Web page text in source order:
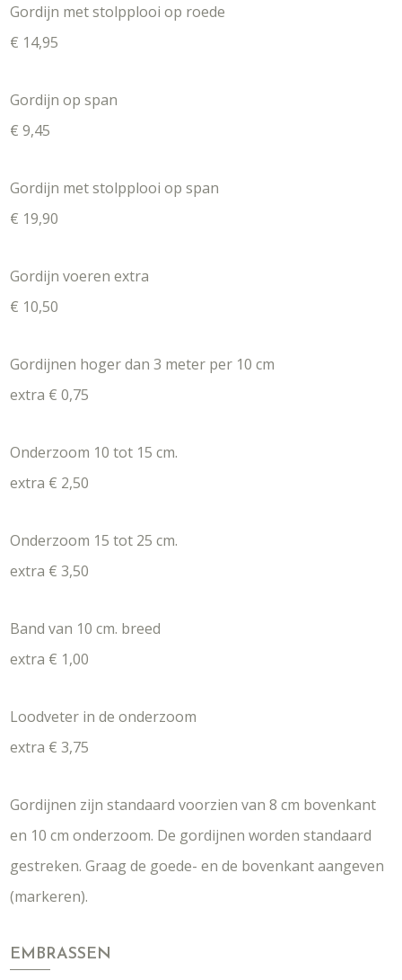
Gordijn met stolpplooi op roede
€ 14,95
Gordijn op span
€ 9,45
Gordijn met stolpplooi op span
€ 19,90
Gordijn voeren extra
€ 10,50
Gordijnen hoger dan 3 meter per 10 cm
extra € 0,75
Onderzoom 10 tot 15 cm.
extra € 2,50
Onderzoom 15 tot 25 cm.
extra € 3,50
Band van 10 cm. breed
extra € 1,00
Loodveter in de onderzoom
extra € 3,75
Gordijnen zijn standaard voorzien van 8 cm bovenkant
en 10 cm onderzoom. De gordijnen worden standaard
gestreken. Graag de goede- en de bovenkant aangeven
(markeren).
EMBRASSEN